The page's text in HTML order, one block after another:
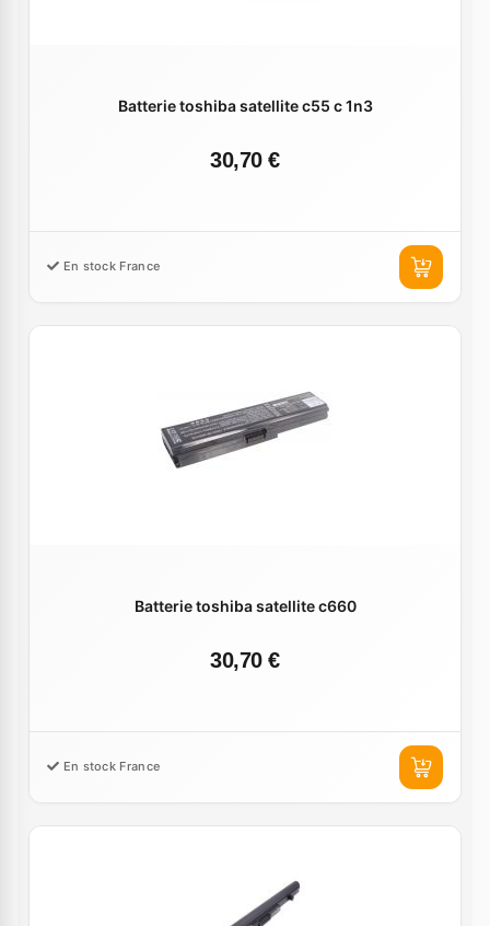
Batterie toshiba satellite c55 c 1n3
30,70 €
En stock France
Batterie toshiba satellite c660
30,70 €
En stock France